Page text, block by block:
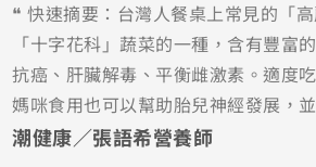
❝ 快速摘要：台灣人餐桌上常見的「
「十字花科」蔬菜的一種，含有豐富
抗癌、肝臟解毒、平衡雌激素。適度
媽咪食用也可以幫助胎兒神經發展，
潮健康／張語希營養師